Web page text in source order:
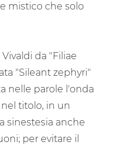
mistico che solo
da "Filiae
"Sileant zephyri"
nelle parole l'onda
titolo, in un
sinestesia anche
per evitare il